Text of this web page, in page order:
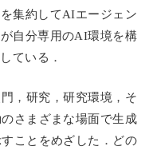
集約してAIエージェン
自分専用のAI環境を構
ている．
，研究，研究環境，そ
さまざまな場面で生成
ことをめざした．どの